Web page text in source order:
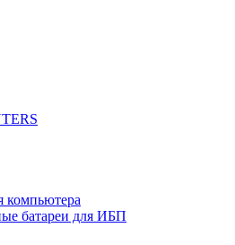
компьютера
батареи для ИБП